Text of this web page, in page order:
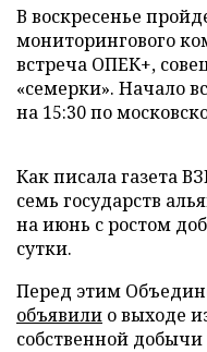
В воскресенье
мониторингового
встреча ОПЕК+,
«семерки». Начало
на 15:30 по
Как писала газета
семь государств
на июнь с ростом
сутки.
Перед этим
объявили о выходе
собственной